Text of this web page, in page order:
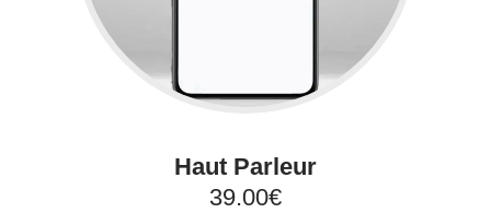
Haut Parleur
39.00€